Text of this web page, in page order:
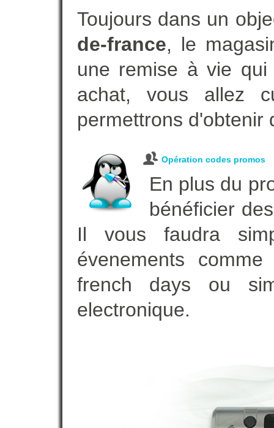
Toujours dans un
de-france, le
une remise à vie qui
achat, vous allez
permettrons d'obtenir
Opération codes promos
En plus du
bénéficier
Il vous faudra
évenements
french days ou
electronique.